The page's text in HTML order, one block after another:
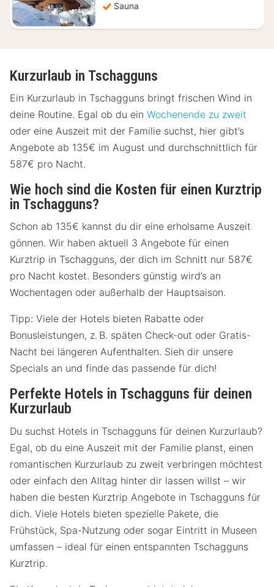
Sauna
Kurzurlaub in Tschagguns
Ein Kurzurlaub in Tschagguns bringt frischen Wind in
deine Routine. Egal ob du ein Wochenende zu zweit
oder eine Auszeit mit der Familie suchst, hier gibt’s
Angebote ab 135€ im August und durchschnittlich für
587€ pro Nacht.
Wie hoch sind die Kosten für einen Kurztrip
in Tschagguns?
Schon ab 135€ kannst du dir eine erholsame Auszeit
gönnen. Wir haben aktuell 3 Angebote für einen
Kurztrip in Tschagguns, der dich im Schnitt nur 587€
pro Nacht kostet. Besonders günstig wird’s an
Wochentagen oder außerhalb der Hauptsaison.
Tipp: Viele der Hotels bieten Rabatte oder
Bonusleistungen, z. B. späten Check-out oder Gratis-
Nacht bei längeren Aufenthalten. Sieh dir unsere
Specials an und finde das passende für dich!
Perfekte Hotels in Tschagguns für deinen
Kurzurlaub
Du suchst Hotels in Tschagguns für deinen Kurzurlaub?
Egal, ob du eine Auszeit mit der Familie planst, einen
romantischen Kurzurlaub zu zweit verbringen möchtest
oder einfach den Alltag hinter dir lassen willst – wir
haben die besten Kurztrip Angebote in Tschagguns für
dich. Viele Hotels bieten spezielle Pakete, die
Frühstück, Spa-Nutzung oder sogar Eintritt in Museen
umfassen – ideal für einen entspannten Tschagguns
Kurztrip.